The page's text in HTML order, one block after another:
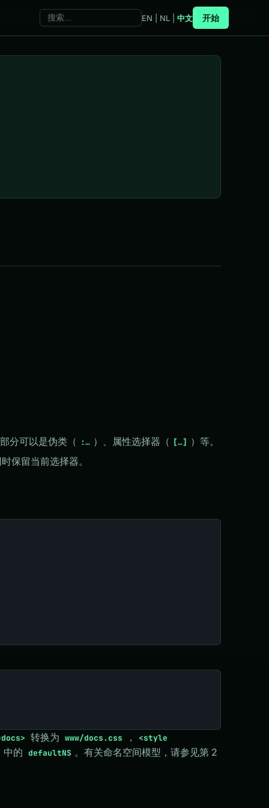
EN NL 中文 开始
分可以是伪类（ :… ）、属性选择器（ […] ）等。
保留当前选择器。
转换为 www/docs.css ， <style
中的 defaultNS 。有关命名空间模型，请参见第 2